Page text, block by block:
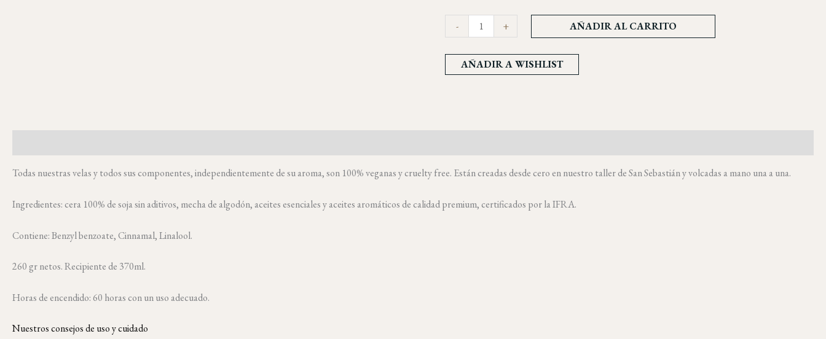
- + AÑADIR AL CARRITO
AÑADIR A WISHLIST
Todas nuestras velas y todos sus componentes, independientemente de su aroma, son 100% veganas y cruelty free. Están creadas desde cero en nuestro taller de San Sebastián y volcadas a mano una a una.
Ingredientes: cera 100% de soja sin aditivos, mecha de algodón, aceites esenciales y aceites aromáticos de calidad premium, certificados por la IFRA.
Contiene: Benzyl benzoate, Cinnamal, Linalool.
260 gr netos. Recipiente de 370ml.
Horas de encendido: 60 horas con un uso adecuado.
Nuestros consejos de uso y cuidado